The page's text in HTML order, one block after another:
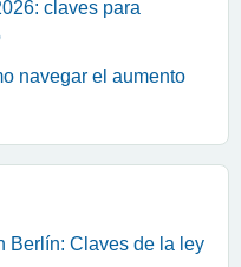
claves para
navegar el aumento
Berlín: Claves de la ley